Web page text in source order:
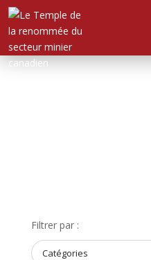
À
PROPOS
Filtrer par :
Catégories